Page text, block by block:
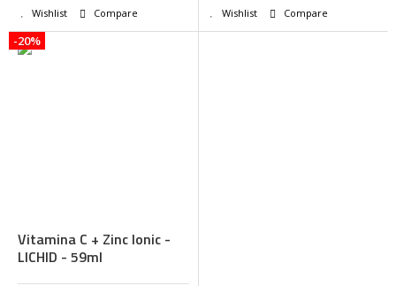
Wishlist Compare Wishlist Compare
Vitamina C + Zinc Ionic -
LICHID - 59ml
-20%